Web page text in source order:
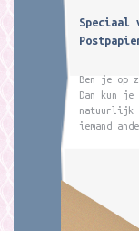
Speciaal
Ben je op
Dan kun
natuurlijk
iemand